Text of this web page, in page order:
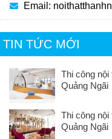
Email:
TIN TỨC MỚI
Thi công
Quảng Ngãi
Thi công nội
Quảng Ngãi